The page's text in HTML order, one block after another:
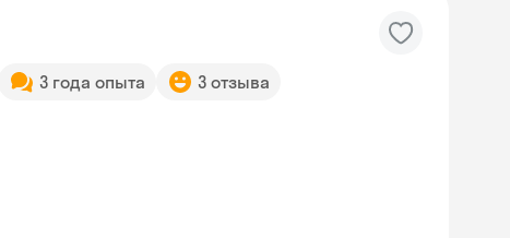
3 года опыта 3 отзыва